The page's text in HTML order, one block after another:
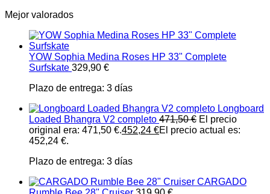
Mejor valorados
YOW Sophia Medina Roses HP 33" Complete
Surfskate 329,90 €
Plazo de entrega: 3 días
Longboard
Loaded Bhangra V2 completo 471,50€ El precio
original era: 471,50 €.452,24 €El precio actual es:
452,24 €.
Plazo de entrega: 3 días
CARGADO